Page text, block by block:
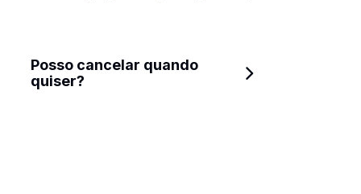
Posso cancelar quando
quiser?